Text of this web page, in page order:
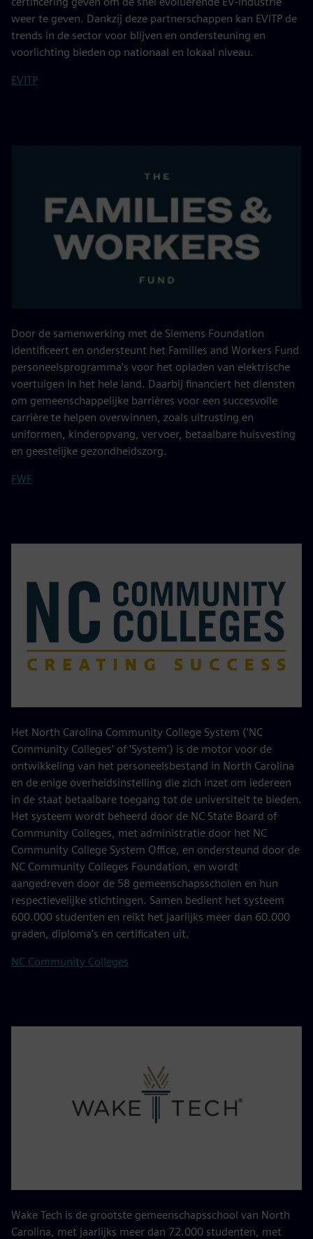
weer te geven. Dankzij deze partnerschappen kan EVITP de
trends in de sector voor blijven en ondersteuning en
voorlichting bieden op nationaal en lokaal niveau.
EVITP
Door de samenwerking met de Siemens Foundation
identificeert en ondersteunt het Families and Workers Fund
personeelsprogramma's voor het opladen van elektrische
voertuigen in het hele land. Daarbij financiert het diensten
om gemeenschappelijke barrières voor een succesvolle
carrière te helpen overwinnen, zoals uitrusting en
uniformen, kinderopvang, vervoer, betaalbare huisvesting
en geestelijke gezondheidszorg.
FWF
Het North Carolina Community College System ('NC
Community Colleges' of 'System') is de motor voor de
ontwikkeling van het personeelsbestand in North Carolina
en de enige overheidsinstelling die zich inzet om iedereen
in de staat betaalbare toegang tot de universiteit te bieden.
Het systeem wordt beheerd door de NC State Board of
Community Colleges, met administratie door het NC
Community College System Office, en ondersteund door de
NC Community Colleges Foundation, en wordt
aangedreven door de 58 gemeenschapsscholen en hun
respectievelijke stichtingen. Samen bedient het systeem
600.000 studenten en reikt het jaarlijks meer dan 60.000
graden, diploma's en certificaten uit.
NC Community Colleges
Wake Tech is de grootste gemeenschapsschool van North
Carolina, met jaarlijks meer dan 72.000 studenten, met